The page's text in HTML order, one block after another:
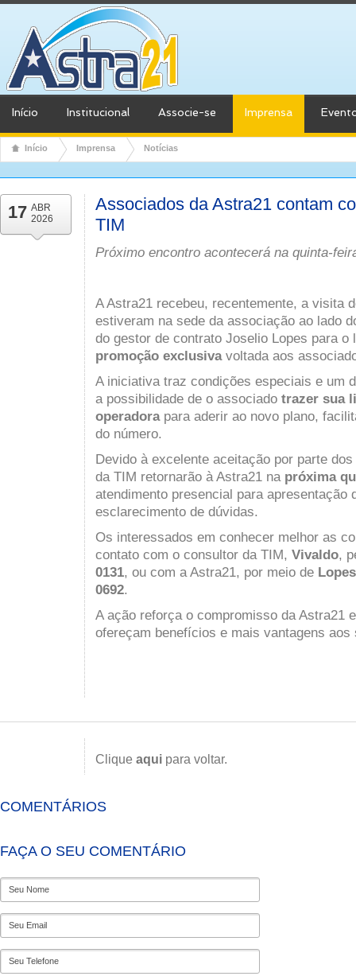
Início Institucional Associe-se Imprensa
Início Imprensa Notícias
17 ABR
2026
Associados da Astra21 contam
TIM
Próximo encontro acontecerá na quinta-
A Astra21 recebeu, recentemente, a visita
estiveram na sede da associação ao lado
do gestor de contrato Joselio Lopes para o
promoção exclusivavoltada aos
A iniciativa traz condições especiais e um
a possibilidade de o associado trazer sua
operadorapara aderir ao novo plano,
do número.
Devido à excelente aceitação por parte
da TIM retornarão à Astra21 na próxima
atendimento presencial para apresentação
esclarecimento de dúvidas.
Os interessados em conhecer melhor as
contato com o consultor da TIM, Vivaldo,
0131, ou com a Astra21, por meio de Lopes
0692.
A ação reforça o compromisso da Astra21
ofereçam benefícios e mais vantagens
Clique aqui para voltar.
COMENTÁRIOS
FAÇA O SEU COMENTÁRIO